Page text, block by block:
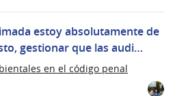
estoy absolutamente de
gestionar que las audi…
en el código penal